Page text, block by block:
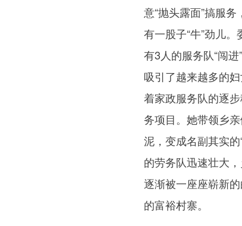
意“抛头露面”搞服
有一股子“牛”劲儿
有3人的服务队“闯
吸引了越来越多的
着家政服务队的逐
务项目。她带领乡
泥，变成名副其实
的劳务队迅速壮大
逐渐被一座座崭新
的富裕村寨。